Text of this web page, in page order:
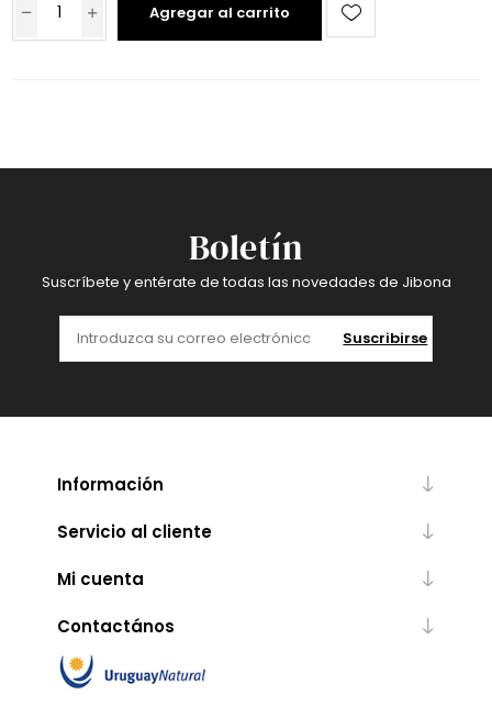
Agregar al carrito
Boletín
Suscríbete y entérate de todas las novedades de Jibona
Suscribirse
Información
Servicio al cliente
Mi cuenta
Contactános